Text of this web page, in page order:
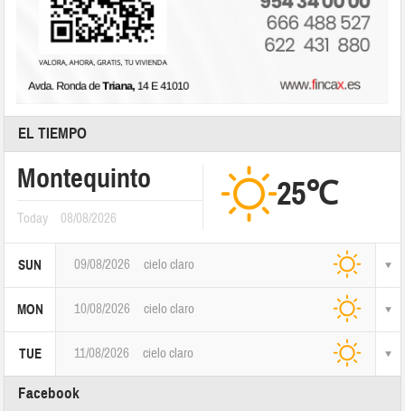
EL TIEMPO
Montequinto
Today 08/08/2026
25℃
SUN 09/08/2026 cielo claro
MON 10/08/2026 cielo claro
TUE 11/08/2026 cielo claro
Facebook